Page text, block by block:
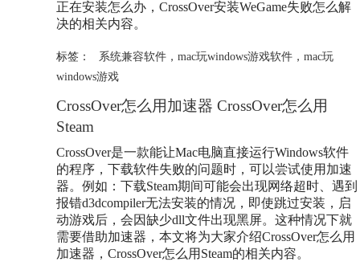
正在安装怎么办，CrossOver安装WeGame失败怎么解
决的相关内容。
标签： 系统兼容软件， mac玩windows游戏软件， mac玩
windows游戏
CrossOver怎么用加速器 CrossOver怎么用
Steam
CrossOver是一款能让Mac电脑直接运行Windows软件
的程序，下载软件失败的问题时，可以尝试使用加速
器。例如：下载Steam期间可能会出现网络超时、遇到
报错d3dcompiler无法安装的情况，即使跳过安装，启
动游戏后，会因缺少dll文件出现黑屏。这种情况下就
需要借助加速器，本文将为大家介绍CrossOver怎么用
加速器，CrossOver怎么用Steam的相关内容。